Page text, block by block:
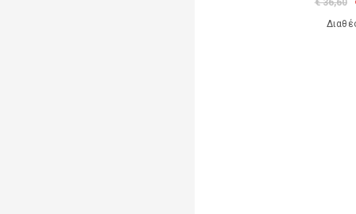
€ 36,60